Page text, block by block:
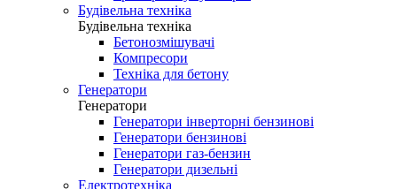
Будівельна техніка
Будівельна техніка
Бетонозмішувачі
Компресори
Техніка для бетону
Генератори
Генератори
Генератори інверторні бензинові
Генератори бензинові
Генератори газ-бензин
Генератори дизельні
Електротехніка